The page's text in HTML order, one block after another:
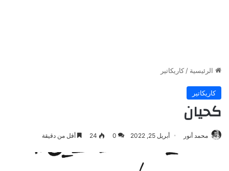
الرئيسية / كاريكاتير
كاريكاتير
كحيان
محمد أنور أبريل 25, 2022 0
24 أقل من دقيقة